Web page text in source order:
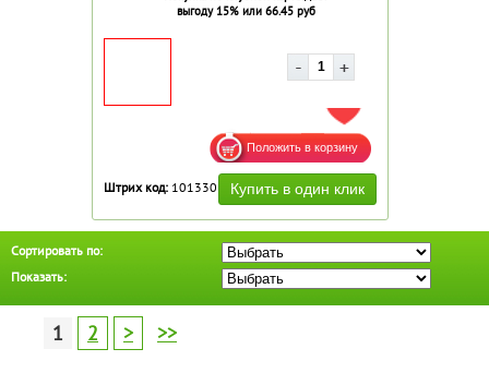
выгоду 15% или 66.45 руб
ДОБАВИТЬ В ИЗБРАННОЕ
Штрих код: 101330
Сортировать по:
Показать:
1 2 > >>